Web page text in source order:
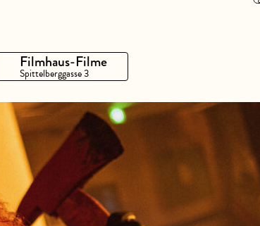
Filmhaus-Filme
Spittelberggasse 3